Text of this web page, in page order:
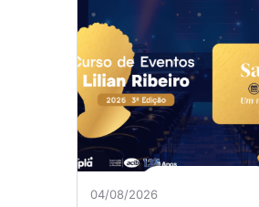
04/08/2026